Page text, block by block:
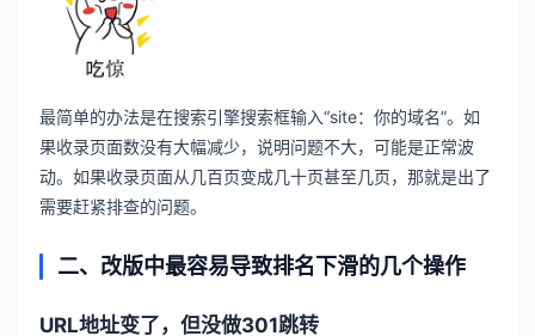
最简单的办法是在搜索引擎搜索框输入“site：你的域名”。如
果收录页面数没有大幅减少，说明问题不大，可能是正常波
动。如果收录页面从几百页变成几十页甚至几页，那就是出了
需要赶紧排查的问题。
二、改版中最容易导致排名下滑的几个操作
URL地址变了，但没做301跳转